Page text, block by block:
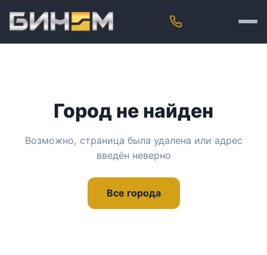
Город не найден
Возможно, страница была удалена или адрес
введён неверно
Все города